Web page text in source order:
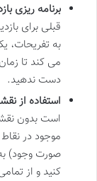
برنامه ریزی
قبلی برای
به تفریحات،
می کند تا
دست ندهید.
استفاده از
است بدون
موجود در
صورت وجود)
کنید و از